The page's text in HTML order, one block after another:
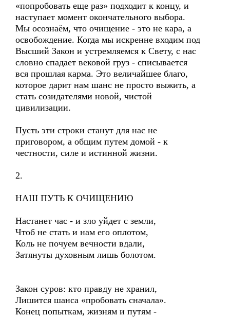
«попробовать еще раз» подходит к концу, и
наступает момент окончательного выбора.
Мы осознаём, что очищение - это не кара, а
освобождение. Когда мы искренне входим под
Высший Закон и устремляемся к Свету, с нас
словно спадает вековой груз - списывается
вся прошлая карма. Это величайшее благо,
которое дарит нам шанс не просто выжить, а
стать созидателями новой, чистой
цивилизации.
Пусть эти строки станут для нас не
приговором, а общим путем домой - к
честности, силе и истинной жизни.
2.
НАШ ПУТЬ К ОЧИЩЕНИЮ
Настанет час - и зло уйдет с земли,
Чтоб не стать и нам его оплотом,
Коль не почуем вечности вдали,
Затянуты духовным лишь болотом.
Закон суров: кто правду не хранил,
Лишится шанса «пробовать сначала».
Конец попыткам, жизням и путям -